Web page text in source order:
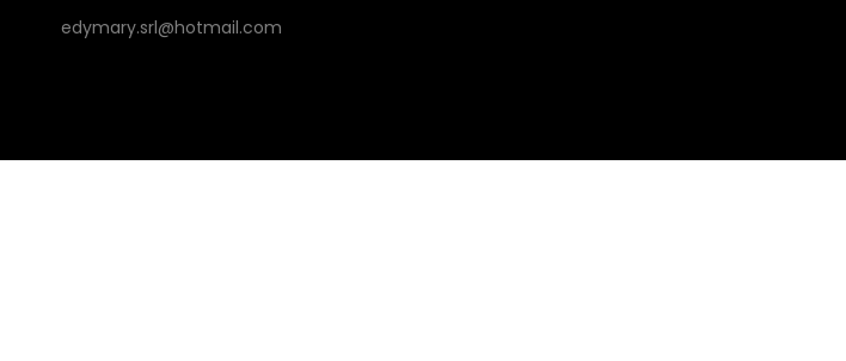
edymary.srl@hotmail.com